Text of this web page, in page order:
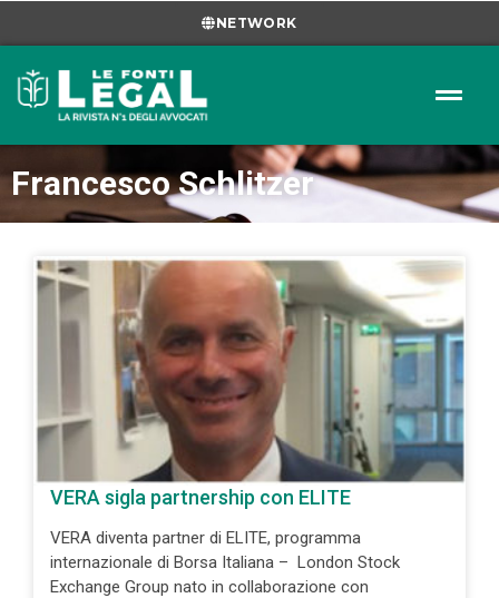
NETWORK
Francesco Schlitzer
VERA sigla partnership con ELITE
VERA diventa partner di ELITE, programma
internazionale di Borsa Italiana – London Stock
Exchange Group nato in collaborazione con